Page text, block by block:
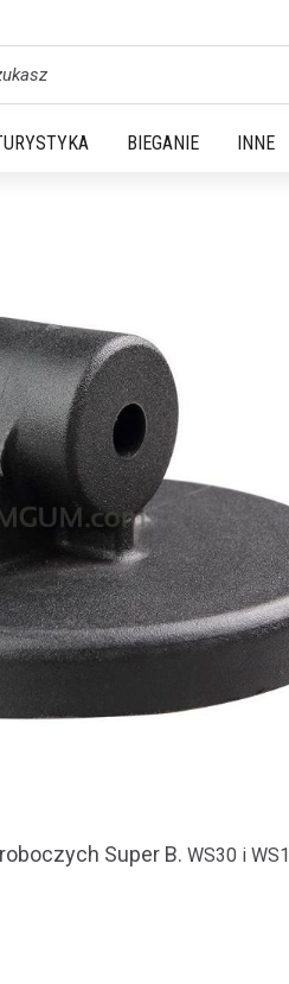
BIEGANIE INNE
Super B. WS30 i